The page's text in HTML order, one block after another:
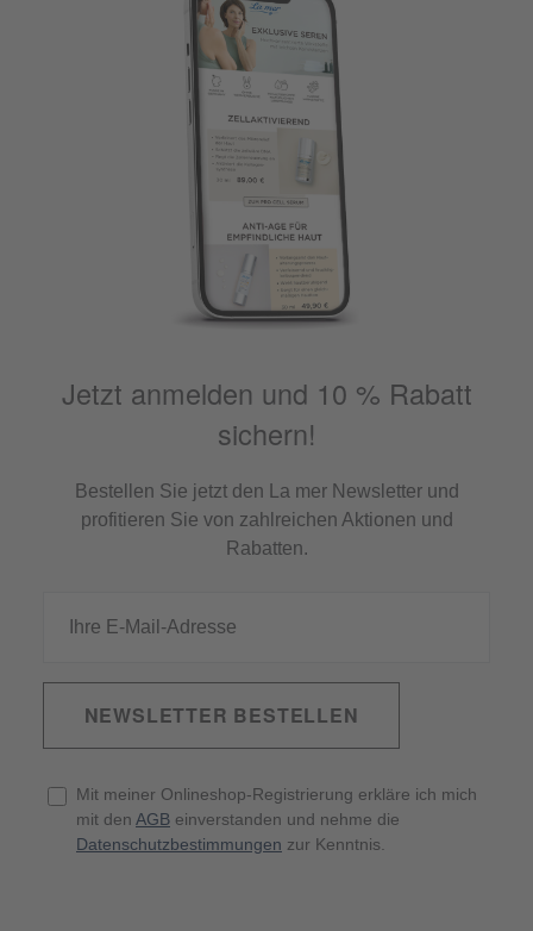
Jetzt anmelden und 10 % Rabatt
sichern!
Bestellen Sie jetzt den La mer Newsletter und
profitieren Sie von zahlreichen Aktionen und
Rabatten.
NEWSLETTER BESTELLEN
Mit meiner Onlineshop-Registrierung erkläre ich mich
mit den AGB einverstanden und nehme die
Datenschutzbestimmungen zur Kenntnis.